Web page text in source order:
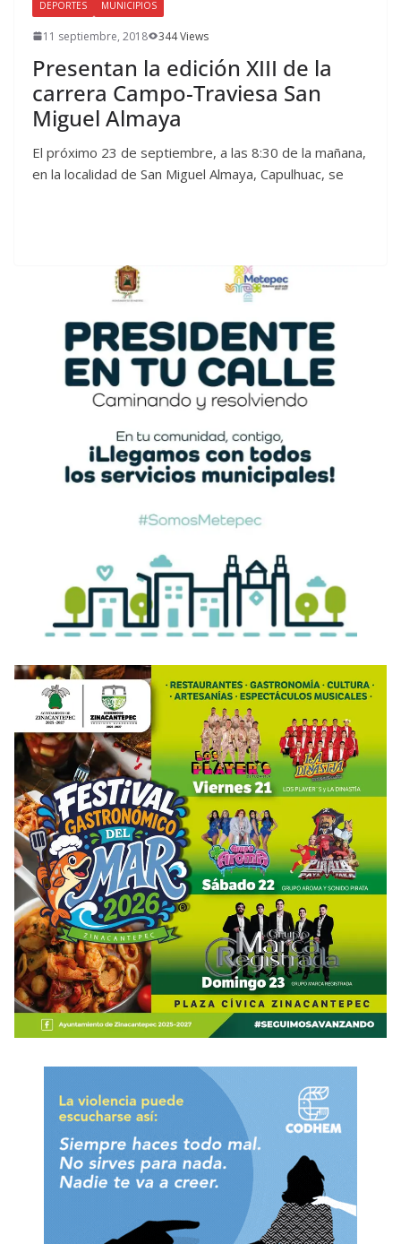
DEPORTES MUNICIPIOS
11 septiembre, 2018 344 Views
Presentan la edición XIII de la
carrera Campo-Traviesa San
Miguel Almaya
El próximo 23 de septiembre, a las 8:30 de la mañana,
en la localidad de San Miguel Almaya, Capulhuac, se